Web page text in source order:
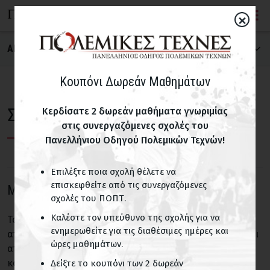
ΑΝΑΖΗΤΗΣΗ ΣΧΟΛΗΣ
ΠΑΙΔΙΚΑ ΤΜΗΜΑΤΑ
Σχολές με παιδικά τμήματα
ΟΝΟΜΑ ΣΧΟΛΗΣ
Σχολές Μποξ Σαβάτ
Μποξ Σαβάτ
Το μποξ σαβάτ είναι ένα μαχητικό άθλημα διαφορετικό
από τα περισσότερα που γνωρίζουμε: αφενός προέρχεται
από τη Γαλλία, μια χώρα που ταυτισμένη με την υψηλή
κουλτούρα και αφετέρου δεν κρύβει την καταγωγή του
×
Κουπόνι Δωρεάν Μαθημάτων
Κερδίσατε 2 δωρεάν μαθήματα γνωριμίας
στις συνεργαζόμενες σχολές του
Πανελλήνιου Οδηγού Πολεμικών Τεχνών!
Επιλέξτε ποια σχολή θέλετε να
επισκεφθείτε από τις συνεργαζόμενες
σχολές του ΠΟΠΤ.
Καλέστε τον υπεύθυνο της σχολής για να
ενημερωθείτε για τις διαθέσιμες ημέρες και
ώρες μαθημάτων.
Δείξτε το κουπόνι των 2 δωρεάν